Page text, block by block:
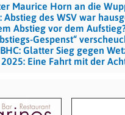
Maurice Horn an die
Abstieg des WSV war
Abstieg vor dem
Gespenst“
Glatter Sieg gegen
Eine Fahrt mit der